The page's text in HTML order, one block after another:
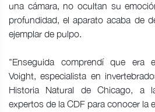
una cámara, no ocultan su
profundidad, el aparato acaba de
ejemplar de pulpo.
"Enseguida comprendí que era
Voight, especialista en
Historia Natural de Chicago, a
expertos de la CDF para conocer la